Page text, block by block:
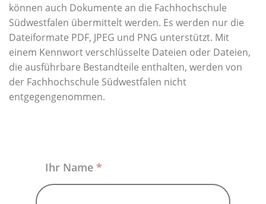
können auch Dokumente an die Fachhochschule
Südwestfalen übermittelt werden. Es werden nur die
Dateiformate PDF, JPEG und PNG unterstützt. Mit
einem Kennwort verschlüsselte Dateien oder Dateien,
die ausführbare Bestandteile enthalten, werden von
der Fachhochschule Südwestfalen nicht
entgegengenommen.